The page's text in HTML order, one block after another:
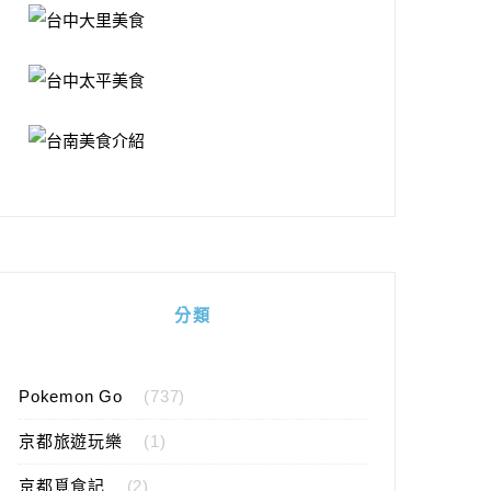
分類
Pokemon Go (737)
京都旅遊玩樂 (1)
京都覓食記 (2)